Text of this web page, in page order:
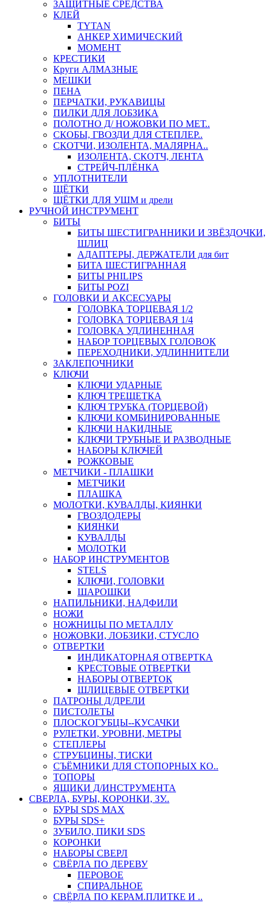
ЗАЩИТНЫЕ СРЕДСТВА
КЛЕЙ
TYTAN
АНКЕР ХИМИЧЕСКИЙ
МОМЕНТ
КРЕСТИКИ
Круги АЛМАЗНЫЕ
МЕШКИ
ПЕНА
ПЕРЧАТКИ, РУКАВИЦЫ
ПИЛКИ ДЛЯ ЛОБЗИКА
ПОЛОТНО Д/ НОЖОВКИ ПО МЕТ..
СКОБЫ, ГВОЗДИ ДЛЯ СТЕПЛЕР..
СКОТЧИ, ИЗОЛЕНТА, МАЛЯРНА..
ИЗОЛЕНТА, СКОТЧ, ЛЕНТА
СТРЕЙЧ-ПЛЁНКА
УПЛОТНИТЕЛИ
ЩЁТКИ
ЩЁТКИ ДЛЯ УШМ и дрели
РУЧНОЙ ИНСТРУМЕНТ
БИТЫ
БИТЫ ШЕСТИГРАННИКИ И ЗВЁЗДОЧКИ,
ШЛИЦ
АДАПТЕРЫ, ДЕРЖАТЕЛИ для бит
БИТА ШЕСТИГРАННАЯ
БИТЫ PHILIPS
БИТЫ POZI
ГОЛОВКИ И АКСЕСУАРЫ
ГОЛОВКА ТОРЦЕВАЯ 1/2
ГОЛОВКА ТОРЦЕВАЯ 1/4
ГОЛОВКА УДЛИНЕННАЯ
НАБОР ТОРЦЕВЫХ ГОЛОВОК
ПЕРЕХОДНИКИ, УДЛИННИТЕЛИ
ЗАКЛЕПОЧНИКИ
КЛЮЧИ
КЛЮЧИ УДАРНЫЕ
КЛЮЧ ТРЕЩЕТКА
КЛЮЧ ТРУБКА (ТОРЦЕВОЙ)
КЛЮЧИ КОМБИНИРОВАННЫЕ
КЛЮЧИ НАКИДНЫЕ
КЛЮЧИ ТРУБНЫЕ И РАЗВОДНЫЕ
НАБОРЫ КЛЮЧЕЙ
РОЖКОВЫЕ
МЕТЧИКИ - ПЛАШКИ
МЕТЧИКИ
ПЛАШКА
МОЛОТКИ, КУВАЛДЫ, КИЯНКИ
ГВОЗДОДЕРЫ
КИЯНКИ
КУВАЛДЫ
МОЛОТКИ
НАБОР ИНСТРУМЕНТОВ
STELS
КЛЮЧИ, ГОЛОВКИ
ШАРОШКИ
НАПИЛЬНИКИ, НАДФИЛИ
НОЖИ
НОЖНИЦЫ ПО МЕТАЛЛУ
НОЖОВКИ, ЛОБЗИКИ, СТУСЛО
ОТВЕРТКИ
ИНДИКАТОРНАЯ ОТВЕРТКА
КРЕСТОВЫЕ ОТВЕРТКИ
НАБОРЫ ОТВЕРТОК
ШЛИЦЕВЫЕ ОТВЕРТКИ
ПАТРОНЫ Д/ДРЕЛИ
ПИСТОЛЕТЫ
ПЛОСКОГУБЦЫ--КУСАЧКИ
РУЛЕТКИ, УРОВНИ, МЕТРЫ
СТЕПЛЕРЫ
СТРУБЦИНЫ, ТИСКИ
СЪЁМНИКИ ДЛЯ СТОПОРНЫХ КО..
ТОПОРЫ
ЯЩИКИ Д/ИНСТРУМЕНТА
СВЕРЛА, БУРЫ, КОРОНКИ, ЗУ..
БУРЫ SDS MAX
БУРЫ SDS+
ЗУБИЛО, ПИКИ SDS
КОРОНКИ
НАБОРЫ СВЕРЛ
СВЁРЛА ПО ДЕРЕВУ
ПЕРОВОЕ
СПИРАЛЬНОЕ
СВЁРЛА ПО КЕРАМ.ПЛИТКЕ И ..